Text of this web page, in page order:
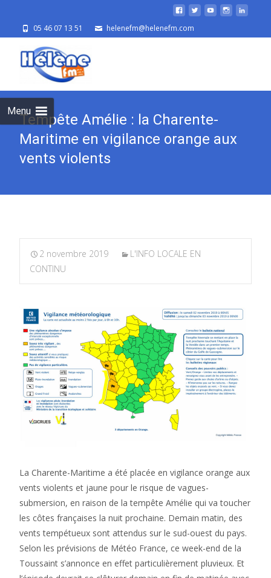
05 46 07 13 51 helenefm@helenefm.com
Menu
Tempête Amélie : la Charente-
Maritime en vigilance orange aux
vents violents
2 novembre 2019
L'INFO LOCALE EN
CONTINU
La Charente-Maritime a été placée en vigilance orange aux
vents violents et jaune pour le risque de vagues-
submersion, en raison de la tempête Amélie qui va toucher
les côtes françaises la nuit prochaine. Demain matin, des
vents tempétueux sont attendus sur le sud-ouest du pays.
Selon les prévisions de Météo France, ce week-end de la
Toussaint s’annonce en effet particulièrement pluvieux. Et